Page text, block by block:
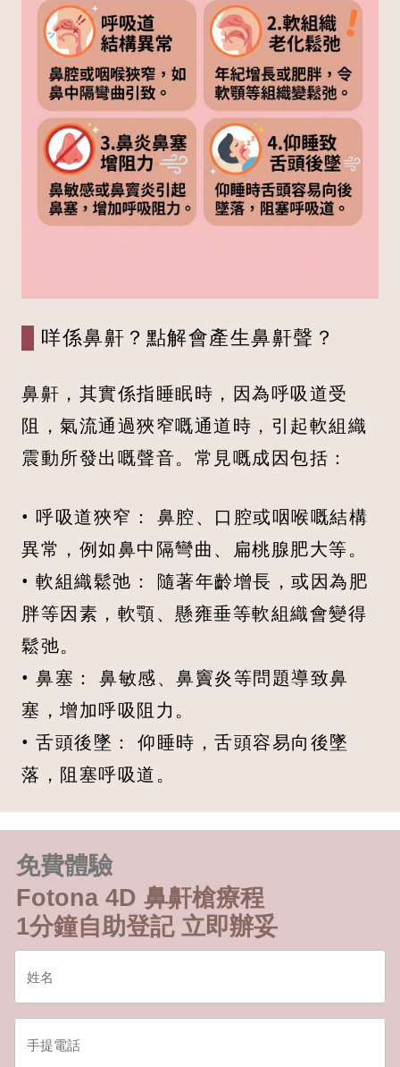
咩係鼻鼾？點解會產生鼻鼾聲？
鼻鼾，其實係指睡眠時，因為呼吸道受
阻，氣流通過狹窄嘅通道時，引起軟組織
震動所發出嘅聲音。常見嘅成因包括：
• 呼吸道狹窄： 鼻腔、口腔或咽喉嘅結構
異常，例如鼻中隔彎曲、扁桃腺肥大等。
• 軟組織鬆弛： 隨著年齡增長，或因為肥
胖等因素，軟顎、懸雍垂等軟組織會變得
鬆弛。
• 鼻塞： 鼻敏感、鼻竇炎等問題導致鼻
塞，增加呼吸阻力。
• 舌頭後墜： 仰睡時，舌頭容易向後墜
落，阻塞呼吸道。
免費體驗
Fotona 4D 鼻鼾槍療程
1分鐘自助登記 立即辦妥